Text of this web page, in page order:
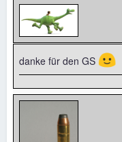
danke für den GS 🙂